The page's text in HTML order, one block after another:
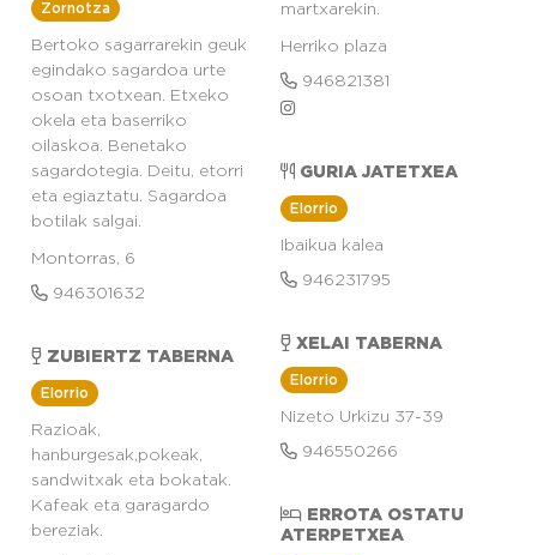
Zornotza
Bertoko sagarrarekin geuk
egindako sagardoa urte
osoan txotxean. Etxeko
okela eta baserriko
oilaskoa. Benetako
sagardotegia. Deitu, etorri
eta egiaztatu. Sagardoa
botilak salgai.
Montorras, 6
946301632
ZUBIERTZ TABERNA
Elorrio
Razioak,
hanburgesak,pokeak,
sandwitxak eta bokatak.
Kafeak eta garagardo
bereziak.
martxarekin.
Herriko plaza
946821381
GURIA JATETXEA
Elorrio
Ibaikua kalea
946231795
XELAI TABERNA
Elorrio
Nizeto Urkizu 37-39
946550266
ATERPETXEA